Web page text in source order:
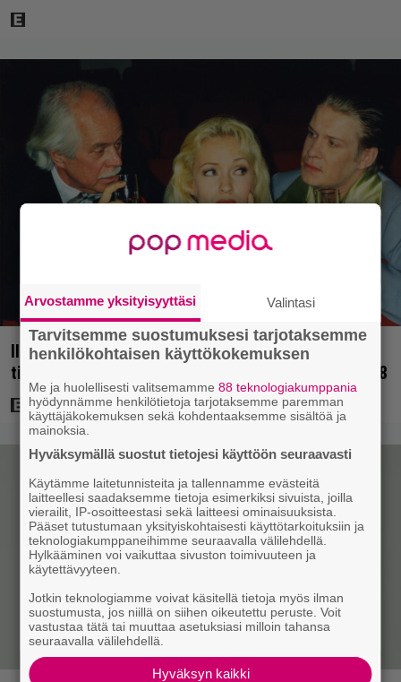
Illalla tv:ssä: Uuno-elokuva jossa käytettiin
tietokonegrafiikkaa? Sellainen tehtiin vuonna 1998
Arvostamme yksityisyyttäsi Valintasi
Tarvitsemme suostumuksesi tarjotaksemme
henkilökohtaisen käyttökokemuksen
Me ja huolellisesti valitsemamme88 teknologiakumppania
hyödynnämme henkilötietoja tarjotaksemme paremman
käyttäjäkokemuksen sekä kohdentaaksemme sisältöä ja
mainoksia.
Hyväksymällä suostut tietojesi käyttöön seuraavasti
Käytämme laitetunnisteita ja tallennamme evästeitä
laitteellesi saadaksemme tietoja esimerkiksi sivuista, joilla
vierailit, IP-osoitteestasi sekä laitteesi ominaisuuksista.
Pääset tutustumaan yksityiskohtaisesti käyttötarkoituksiin ja
teknologiakumppaneihimme seuraavalla välilehdellä.
Hylkääminen voi vaikuttaa sivuston toimivuuteen ja
käytettävyyteen.
Jotkin teknologiamme voivat käsitellä tietoja myös ilman
suostumusta, jos niillä on siihen oikeutettu peruste. Voit
vastustaa tätä tai muuttaa asetuksiasi milloin tahansa
seuraavalla välilehdellä.
Hyväksyn kaikki